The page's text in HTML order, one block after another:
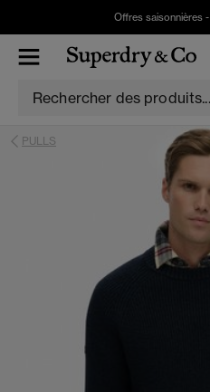
Offres saisonnières -
PULLS